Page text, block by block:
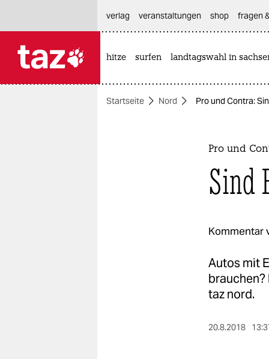
themen
verlag
veranstaltungen shop fragen
hitze surfen landtagswahl in
Startseite Nord Pro und Contra:
Pro und
Sind
Kommentar
Autos mit
brauchen?
taz nord.
20.8.2018